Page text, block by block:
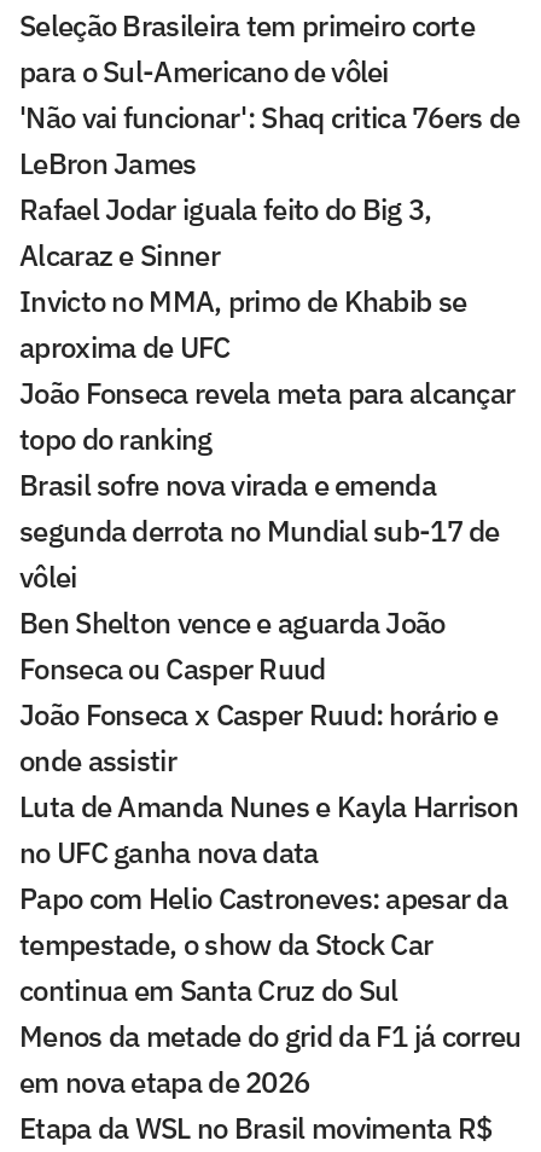
Seleção Brasileira tem primeiro corte
para o Sul-Americano de vôlei
'Não vai funcionar': Shaq critica 76ers de
LeBron James
Rafael Jodar iguala feito do Big 3,
Alcaraz e Sinner
Invicto no MMA, primo de Khabib se
aproxima de UFC
João Fonseca revela meta para alcançar
topo do ranking
Brasil sofre nova virada e emenda
segunda derrota no Mundial sub-17 de
vôlei
Ben Shelton vence e aguarda João
Fonseca ou Casper Ruud
João Fonseca x Casper Ruud: horário e
onde assistir
Luta de Amanda Nunes e Kayla Harrison
no UFC ganha nova data
Papo com Helio Castroneves: apesar da
tempestade, o show da Stock Car
continua em Santa Cruz do Sul
Menos da metade do grid da F1 já correu
em nova etapa de 2026
Etapa da WSL no Brasil movimenta R$